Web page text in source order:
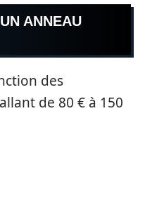
ANNEAU
des
de 80 € à 150